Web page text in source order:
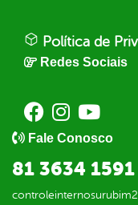
Política de
Redes Sociais
Fale Conosco
81 3634 1591